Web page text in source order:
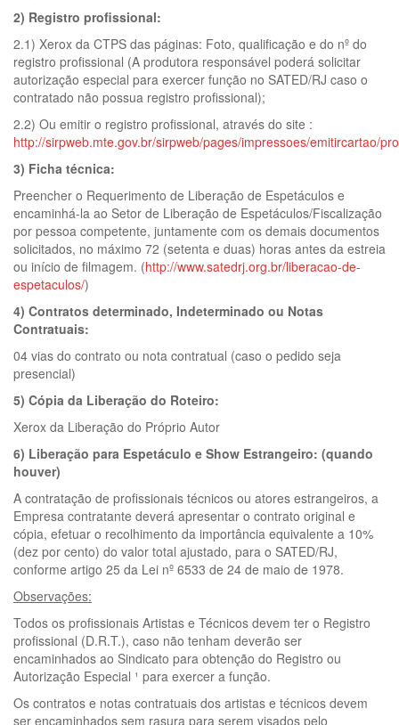
2) Registro profissional:
2.1) Xerox da CTPS das páginas: Foto, qualificação e do nº do
registro profissional (A produtora responsável poderá solicitar
autorização especial para exercer função no SATED/RJ caso o
contratado não possua registro profissional);
2.2) Ou emitir o registro profissional, através do site :
http://sirpweb.mte.gov.br/sirpweb/pages/impressoes/emitircartao/
3) Ficha técnica:
Preencher o Requerimento de Liberação de Espetáculos e
encaminhá-la ao Setor de Liberação de Espetáculos/Fiscalização
por pessoa competente, juntamente com os demais documentos
solicitados, no máximo 72 (setenta e duas) horas antes da estreia
ou início de filmagem. (http://www.satedrj.org.br/liberacao-de-
espetaculos/)
4) Contratos determinado, Indeterminado ou Notas
Contratuais:
04 vias do contrato ou nota contratual (caso o pedido seja
presencial)
5) Cópia da Liberação do Roteiro:
Xerox da Liberação do Próprio Autor
6) Liberação para Espetáculo e Show Estrangeiro: (quando
houver)
A contratação de profissionais técnicos ou atores estrangeiros, a
Empresa contratante deverá apresentar o contrato original e
cópia, efetuar o recolhimento da importância equivalente a 10%
(dez por cento) do valor total ajustado, para o SATED/RJ,
conforme artigo 25 da Lei nº 6533 de 24 de maio de 1978.
Observações:
Todos os profissionais Artistas e Técnicos devem ter o Registro
profissional (D.R.T.), caso não tenham deverão ser
encaminhados ao Sindicato para obtenção do Registro ou
Autorização Especial ¹ para exercer a função.
Os contratos e notas contratuais dos artistas e técnicos devem
ser encaminhados sem rasura para serem visados pelo